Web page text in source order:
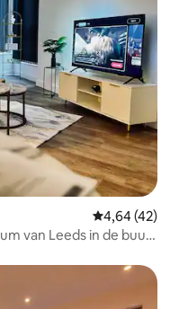
Gemiddelde
4,64 (42)
van Leeds in de buurt